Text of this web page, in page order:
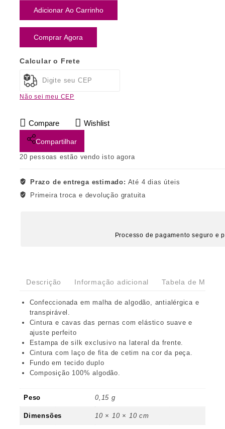
Adicionar Ao Carrinho
Comprar Agora
Calcular o Frete
Não sei meu CEP
Compare Wishlist
Compartilhar
20 pessoas estão vendo isto agora
Prazo de entrega estimado: Até 4 dias úteis
Primeira troca e devolução gratuita
Processo de pagamento seguro e
Descrição Informação adicional Tabela de
Confeccionada em malha de algodão, antialérgica e
transpirável.
Cintura e cavas das pernas com elástico suave e
ajuste perfeito
Estampa de silk exclusivo na lateral da frente.
Cintura com laço de fita de cetim na cor da peça.
Fundo em tecido duplo
Composição 100% algodão.
Peso 0,15 g
Dimensões 10 × 10 × 10 cm